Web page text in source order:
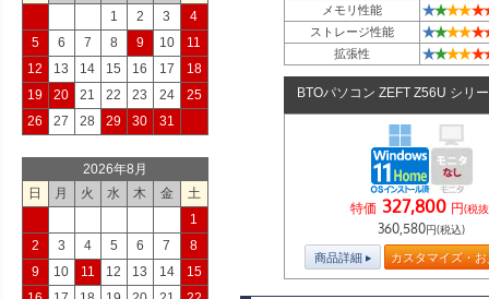
メモリ性能 ★★★★★
ストレージ性能 ★★★★★
拡張性 ★★★★★
BTOパソコン ZEFT Z56U シリ
特価 327,800 円(税
360,580円(税込)
商品詳細 カスタマイズ・
1
2 3
4
5
6 7 8 9 10
11
12
13 14 15 16 17
18
19
20 21 22 23 24
25
26
27 28 29 30 31
2026年8月
日
月 火 水 木 金
土
1
2
3 4 5 6 7
8
9
10 11 12 13 14
15